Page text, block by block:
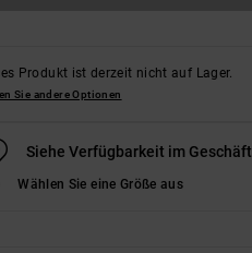
Produkt ist derzeit nicht auf Lager.
Sie andere Optionen
Siehe Verfügbarkeit im Geschäft
Wählen Sie eine Größe aus